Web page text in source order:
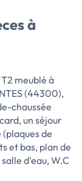
à
meublé à
(44300),
chaussée
un séjour
de
et bas, plan de
d'eau, W.C